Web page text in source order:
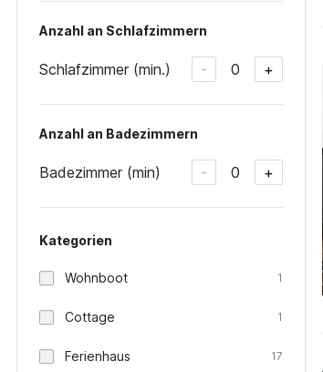
Anzahl an Schlafzimmern
Schlafzimmer (min.) - 0 +
Anzahl an Badezimmern
Badezimmer (min) - 0 +
Kategorien
Wohnboot 1
Cottage 1
Ferienhaus 17